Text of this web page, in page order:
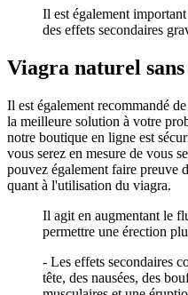
Il est également
des effets secondaires
Viagra naturel
Il est également recommandé
la meilleure solution à votre
notre boutique en ligne est
vous serez en mesure de vous
pouvez également faire preuve
quant à l'utilisation du viagra.
Il agit en augmentant le
permettre une érection
- Les effets secondaires
tête, des nausées, des